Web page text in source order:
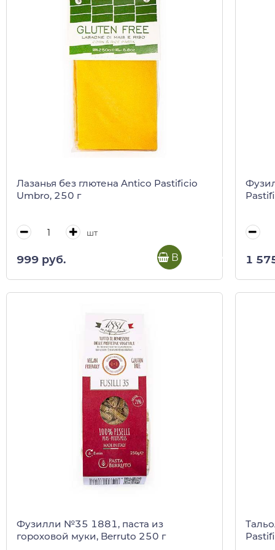
Лазанья без глютена Antico Pastificio
Umbro, 250 г
шт
999 руб. В корзину 1
Фузилли №35 1881, паста из
гороховой муки, Berruto 250 г